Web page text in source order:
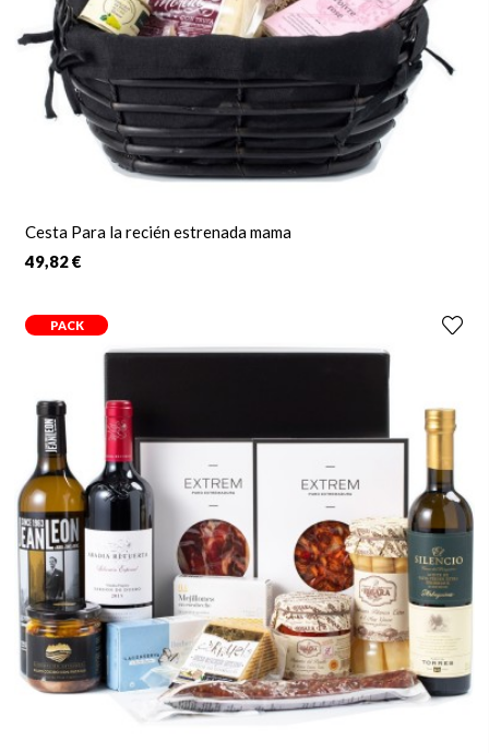
Cesta Para la recién estrenada mama
49,82 €
PACK